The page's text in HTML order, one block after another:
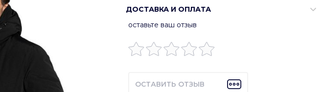
ДОСТАВКА И ОПЛАТА
оставьте ваш отзыв
ОСТАВИТЬ ОТЗЫВ